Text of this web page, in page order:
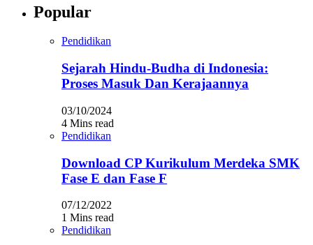
Popular
Pendidikan
Sejarah Hindu-Budha di Indonesia:
Proses Masuk Dan Kerajaannya
03/10/2024
4 Mins read
Pendidikan
Download CP Kurikulum Merdeka SMK
Fase E dan Fase F
07/12/2022
1 Mins read
Pendidikan